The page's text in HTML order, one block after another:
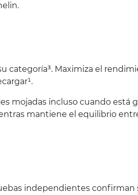
categoría³. Maximiza el
mojadas incluso cuando está
mantiene el equilibrio
independientes confirman